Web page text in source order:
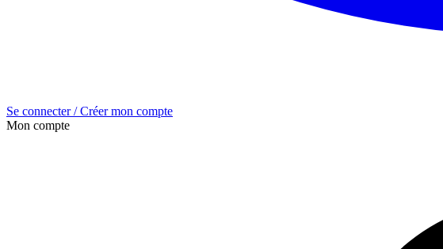
Se connecter / Créer mon compte
Mon compte